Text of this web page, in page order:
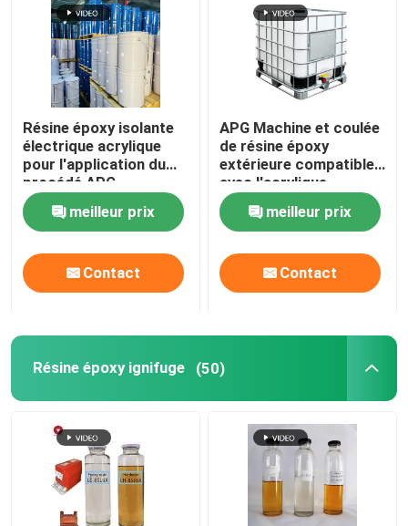
Résine époxy isolante
électrique acrylique
pour l'application du
procédé APG
meilleur prix
Contact
APG Machine et coulée
de résine époxy
extérieure compatible
avec l'acrylique
meilleur prix
Contact
Résine époxy ignifuge (50)